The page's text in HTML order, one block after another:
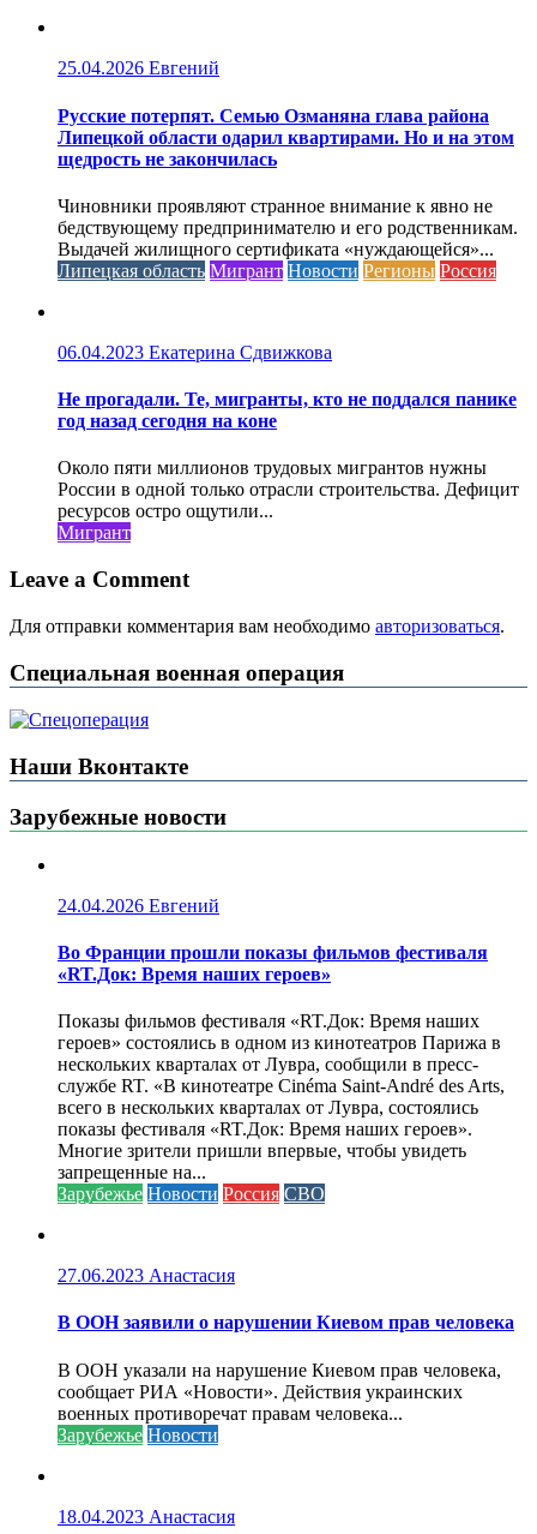
25.04.2026 Евгений
Русские потерпят. Семью Озманяна глава района
Липецкой области одарил квартирами. Но и на этом
щедрость не закончилась
Чиновники проявляют странное внимание к явно не
бедствующему предпринимателю и его родственникам.
Выдачей жилищного сертификата «нуждающейся»...
Липецкая область Мигрант Новости Регионы Россия
06.04.2023 Екатерина Сдвижкова
Не прогадали. Те, мигранты, кто не поддался панике
год назад сегодня на коне
Около пяти миллионов трудовых мигрантов нужны
России в одной только отрасли строительства. Дефицит
ресурсов остро ощутили...
Мигрант
Leave a Comment
Для отправки комментария вам необходимо авторизоваться.
Специальная военная операция
Наши Вконтакте
Зарубежные новости
24.04.2026 Евгений
Во Франции прошли показы фильмов фестиваля
«RT.Док: Время наших героев»
Показы фильмов фестиваля «RT.Док: Время наших
героев» состоялись в одном из кинотеатров Парижа в
нескольких кварталах от Лувра, сообщили в пресс-
службе RT. «В кинотеатре Cinéma Saint-André des Arts,
всего в нескольких кварталах от Лувра, состоялись
показы фестиваля «RT.Док: Время наших героев».
Многие зрители пришли впервые, чтобы увидеть
запрещенные на...
Зарубежье Новости Россия СВО
27.06.2023 Анастасия
В ООН заявили о нарушении Киевом прав человека
В ООН указали на нарушение Киевом прав человека,
сообщает РИА «Новости». Действия украинских
военных противоречат правам человека...
Зарубежье Новости
18.04.2023 Анастасия